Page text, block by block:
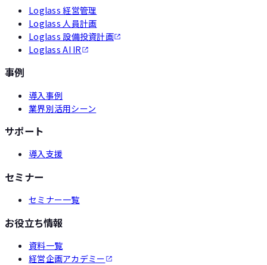
Loglass 経営管理
Loglass 人員計画
Loglass 設備投資計画
Loglass AI IR
事例
導入事例
業界別活用シーン
サポート
導入支援
セミナー
セミナー一覧
お役立ち情報
資料一覧
経営企画アカデミー